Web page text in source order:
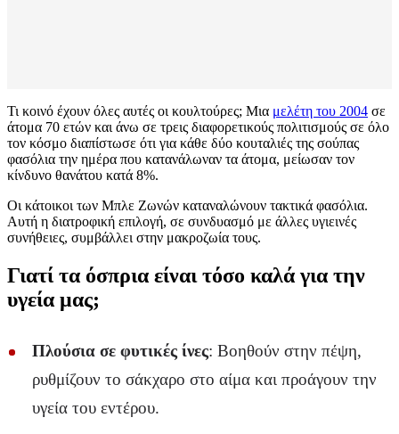
Τι κοινό έχουν όλες αυτές οι κουλτούρες; Μια μελέτη του 2004 σε
άτομα 70 ετών και άνω σε τρεις διαφορετικούς πολιτισμούς σε όλο
τον κόσμο διαπίστωσε ότι για κάθε δύο κουταλιές της σούπας
φασόλια την ημέρα που κατανάλωναν τα άτομα, μείωσαν τον
κίνδυνο θανάτου κατά 8%.
Οι κάτοικοι των Μπλε Ζωνών καταναλώνουν τακτικά φασόλια.
Αυτή η διατροφική επιλογή, σε συνδυασμό με άλλες υγιεινές
συνήθειες, συμβάλλει στην μακροζωία τους.
Γιατί τα όσπρια είναι τόσο καλά για την
υγεία μας;
Πλούσια σε φυτικές ίνες: Βοηθούν στην πέψη,
ρυθμίζουν το σάκχαρο στο αίμα και προάγουν την
υγεία του εντέρου.